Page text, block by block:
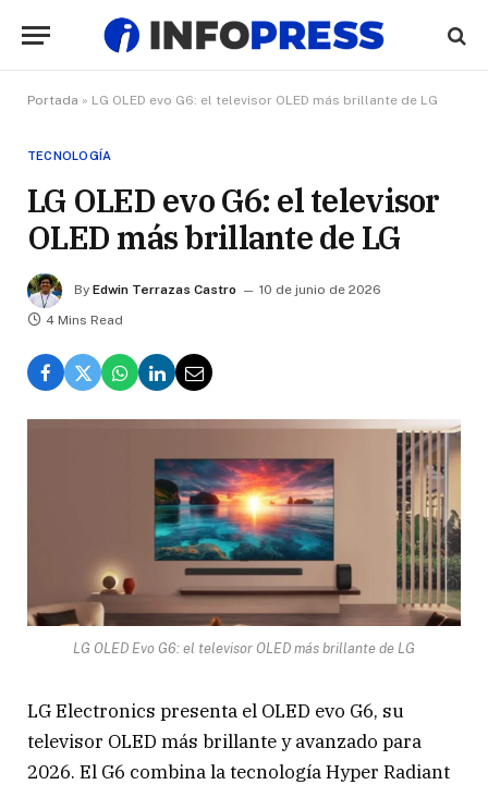
Portada » LG OLED evo G6: el televisor OLED más brillante de LG
TECNOLOGÍA
LG OLED evo G6: el televisor
OLED más brillante de LG
By Edwin Terrazas Castro
10 de junio de 2026
4 Mins Read
LG OLED Evo G6: el televisor OLED más brillante de LG
LG Electronics presenta el OLED evo G6, su
televisor OLED más brillante y avanzado para
2026. El G6 combina la tecnología Hyper Radiant